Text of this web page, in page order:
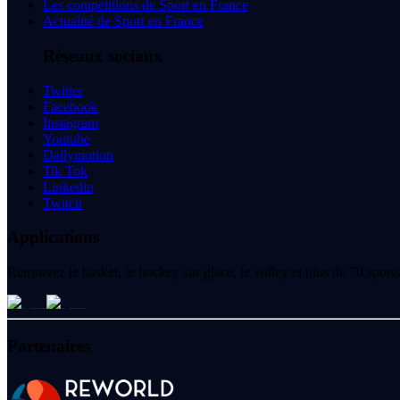
Les compétitions de Sport en France
Actualité de Sport en France
Réseaux sociaux
Twitter
Facebook
Instagram
Youtube
Dailymotion
Tik Tok
Linkedin
Twitch
Applications
Retrouvez le basket, le hockey sur glace, le volley et plus de 70
Partenaires